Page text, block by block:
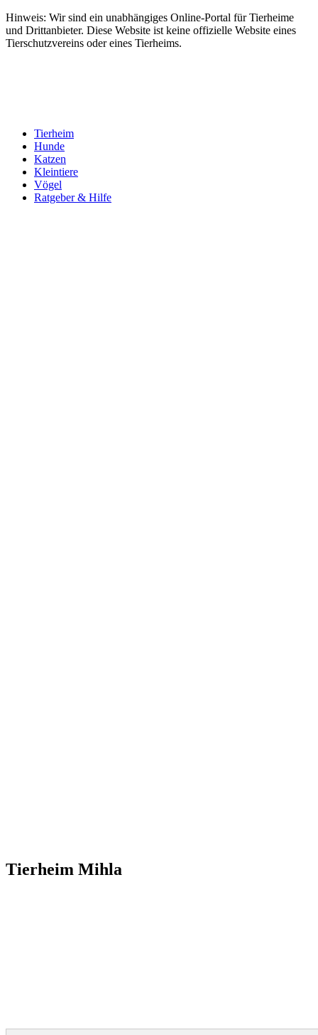
Hinweis: Wir sind ein unabhängiges Online-Portal für Tierheime
und Drittanbieter. Diese Website ist keine offizielle Website eines
Tierschutzvereins oder eines Tierheims.
Tierheim
Hunde
Katzen
Kleintiere
Vögel
Ratgeber & Hilfe
Tierheim Mihla